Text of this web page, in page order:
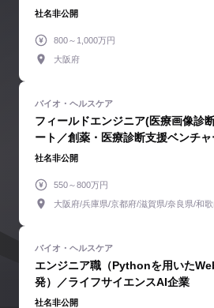
社名非公開
800～1,000万円
大阪府
フィールドエンジニア(医療画像診
ート／創薬・医療診断支援ベンチャ
社名非公開
550～800万円
大阪府/兵庫県/京都府/滋賀県/奈良県/和
エンジニア職（Pythonを用いた
発）／ライフサイエンスAI企業
社名非公開